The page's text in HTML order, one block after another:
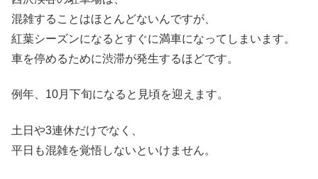
混雑することはほとんどないんですが、
紅葉シーズンになるとすぐに満車になってしまいます。
車を停めるために渋滞が発生するほどです。
例年、10月下旬になると見頃を迎えます。
土日や3連休だけでなく、
平日も混雑を覚悟しないといけません。